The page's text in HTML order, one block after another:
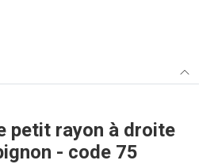
petit rayon à droite
- code 75